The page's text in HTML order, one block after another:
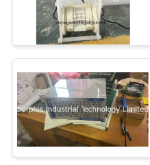
NOUS
CONTACTER
NOUVELLES
DEMANDEZ
UN DEVIS
Appareil
PTFE